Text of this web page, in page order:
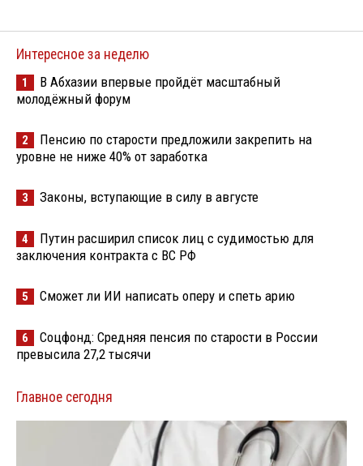
Интересное за неделю
1
В Абхазии впервые пройдёт масштабный
молодёжный форум
2
Пенсию по старости предложили закрепить на
уровне не ниже 40% от заработка
3 Законы, вступающие в силу в августе
4
Путин расширил список лиц с судимостью для
заключения контракта с ВС РФ
5 Сможет ли ИИ написать оперу и спеть арию
6
Соцфонд: Средняя пенсия по старости в России
превысила 27,2 тысячи
Главное сегодня